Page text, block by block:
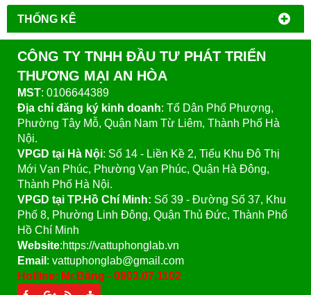
THỐNG KÊ
CÔNG TY TNHH ĐẦU TƯ PHÁT TRIỂN
THƯƠNG MẠI AN HÒA
MST: 0106644389
Địa chỉ đăng ký kinh doanh: Tổ Dân Phố Phượng,
Phường Tây Mỗ, Quận Nam Từ Liêm, Thành Phố Hà
Nội.
VPGD tại Hà Nội: Số 14 - Liền Kề 2, Tiểu Khu Đô Thị
Mới Vạn Phúc, Phường Vạn Phúc, Quận Hà Đông,
Thành Phố Hà Nội.
VPGD tại TP.Hồ Chí Minh: Số 39 - Đường Số 37, Khu
Phố 8, Phường Linh Đông, Quận Thủ Đức, Thành Phố
Hồ Chí Minh
Website:https://vattuphonglab.vn
Email : vattuphonglab@gmail.com
Hotline: Mr.Đăng - 0903.07.1102